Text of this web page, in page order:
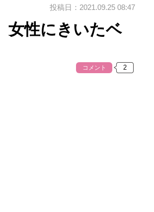
投稿日：2021.09.25 08:47
女性にきいたベ
コメント